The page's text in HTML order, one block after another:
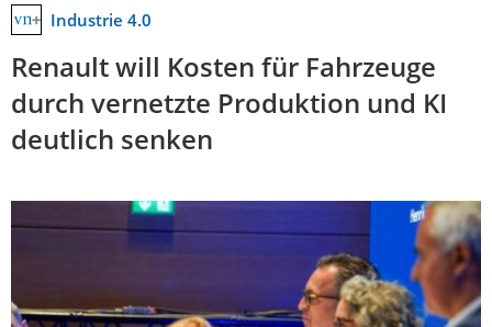
Industrie 4.0
Renault will Kosten für Fahrzeuge
durch vernetzte Produktion und KI
deutlich senken